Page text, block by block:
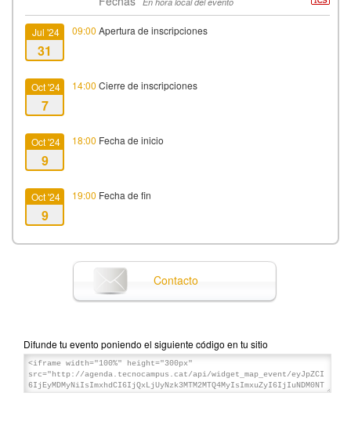
Jul '24
31
09:00 Apertura de inscripciones
Oct '24
7
14:00 Cierre de inscripciones
Oct '24
9
18:00 Fecha de inicio
Oct '24
9
19:00 Fecha de fin
Contacto
Difunde tu evento poniendo el siguiente código en tu sitio